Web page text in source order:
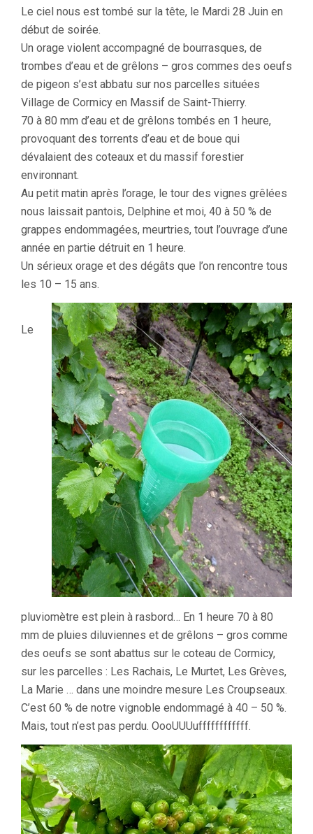
Le ciel nous est tombé sur la tête, le Mardi 28 Juin en
début de soirée.
Un orage violent accompagné de bourrasques, de
trombes d’eau et de grêlons – gros commes des oeufs
de pigeon s’est abbatu sur nos parcelles situées
Village de Cormicy en Massif de Saint-Thierry.
70 à 80 mm d’eau et de grêlons tombés en 1 heure,
provoquant des torrents d’eau et de boue qui
dévalaient des coteaux et du massif forestier
environnant.
Au petit matin après l’orage, le tour des vignes grêlées
nous laissait pantois, Delphine et moi, 40 à 50 % de
grappes endommagées, meurtries, tout l’ouvrage d’une
année en partie détruit en 1 heure.
Un sérieux orage et des dégâts que l’on rencontre tous
les 10 – 15 ans.
Le
pluviomètre est plein à rasbord… En 1 heure 70 à 80
mm de pluies diluviennes et de grêlons – gros comme
des oeufs se sont abattus sur le coteau de Cormicy,
sur les parcelles : Les Rachais, Le Murtet, Les Grèves,
La Marie … dans une moindre mesure Les Croupseaux.
C’est 60 % de notre vignoble endommagé à 40 – 50 %.
Mais, tout n’est pas perdu. OooUUUuffffffffffff.